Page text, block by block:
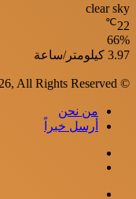
clear sky
22
℃
الرطوبة:
66%
الرياح:
3.97 كيلومتر/ساعة
© Copyright 2026, All Rights Reserved
من نحن
أرسل خبراً
Facebook
Twitter
Google+
WhatsApp
Viber
إغلاق